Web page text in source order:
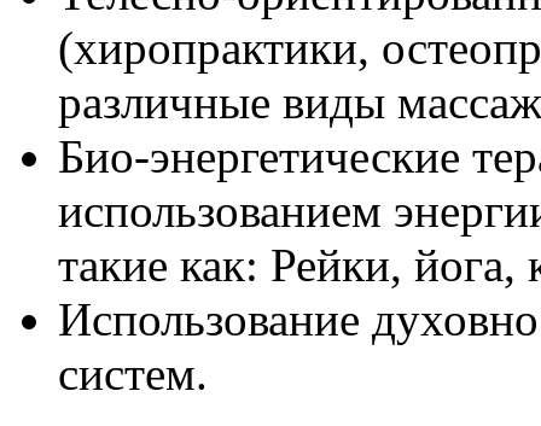
(хиропрактики,
различные виды
Био-энергетические
использованием
такие как: Рейки,
Использование
систем.